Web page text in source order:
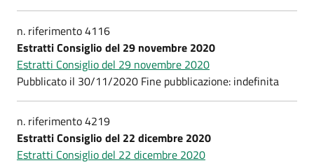
n. riferimento 4116
Estratti Consiglio del 29 novembre 2020
Estratti Consiglio del 29 novembre 2020
Pubblicato il 30/11/2020 Fine pubblicazione: indefinita
n. riferimento 4219
Estratti Consiglio del 22 dicembre 2020
Estratti Consiglio del 22 dicembre 2020